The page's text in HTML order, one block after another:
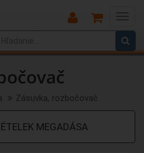
Main
Menu
Zásuvka, rozbočovač
MEGADÁSA